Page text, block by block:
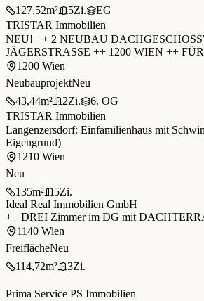
127,52m² 5Zi. EG
TRISTAR Immobilien
NEU! ++ 2 NEUBAU
JÄGERSTRASSE ++ 1200 WIEN ++ FÜR ANLEGER &
EIGENNUTZER ++
1200 Wien
NeubauprojektNeu
43,44m² 2Zi. 6. OG
TRISTAR Immobilien
Langenzersdorf: Einfamilienhaus mit
Eigengrund)
1210 Wien
Neu
135m² 5Zi.
Ideal Real Immobilien GmbH
++ DREI Zimmer im DG mit
1140 Wien
FreiflächeNeu
114,72m² 3Zi.
Prima Service PS Immobilien